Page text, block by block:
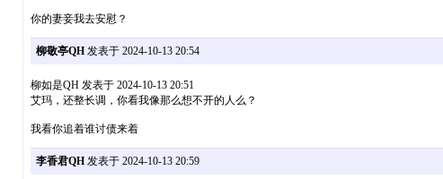
你的妻妾我去安慰？
柳敬亭QH发表于 2024-10-13 20:54
柳如是QH 发表于 2024-10-13 20:51
艾玛，还整长调，你看我像那么想不开的人么？
我看你追着谁讨债来着
李香君QH发表于 2024-10-13 20:59